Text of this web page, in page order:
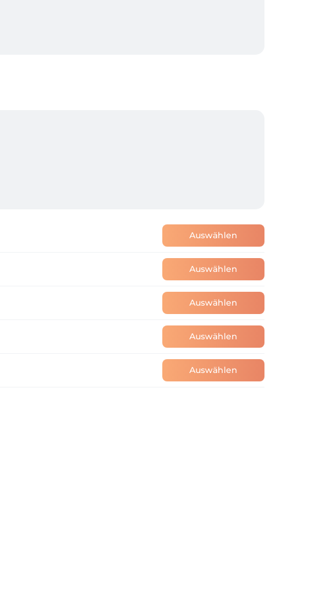
Auswählen
Auswählen
Auswählen
Auswählen
Auswählen